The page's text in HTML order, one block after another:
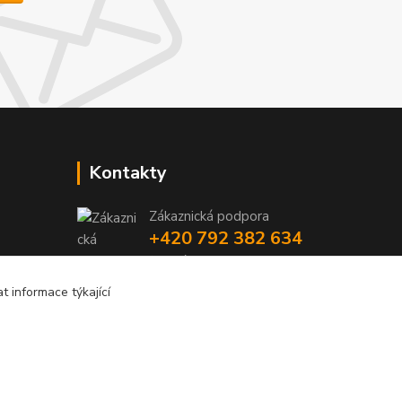
Kontakty
Zákaznická podpora
+420 792 382 634
(Po-Pá, 8-16 hod.)
objednavky@kosmetikaprovlasy.com
informace týkající